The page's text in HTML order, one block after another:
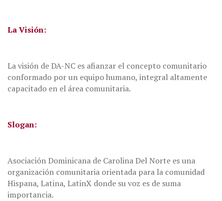
La Visión:
La visión de DA-NC es afianzar el concepto comunitario
conformado por un equipo humano, integral altamente
capacitado en el área comunitaria.
Slogan:
Asociación Dominicana de Carolina Del Norte es una
organización comunitaria orientada para la comunidad
Hispana, Latina, LatinX donde su voz es de suma
importancia.